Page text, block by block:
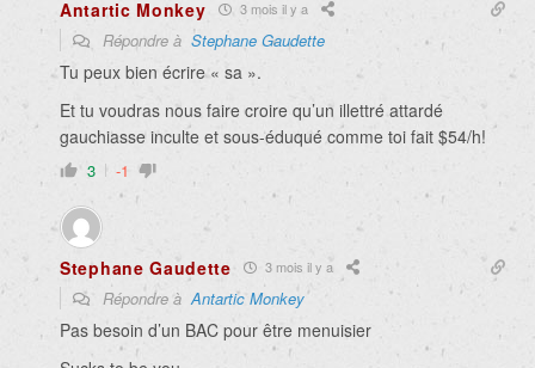
Antartic Monkey 3 mois il y a
Répondre à Stephane Gaudette
Tu peux bien écrire « sa ».
Et tu voudras nous faire croire qu’un illettré attardé
gauchiasse inculte et sous-éduqué comme toi fait $54/h!
3 -1
Stephane Gaudette 3 mois il y a
Répondre à Antartic Monkey
Pas besoin d’un BAC pour être menuisier